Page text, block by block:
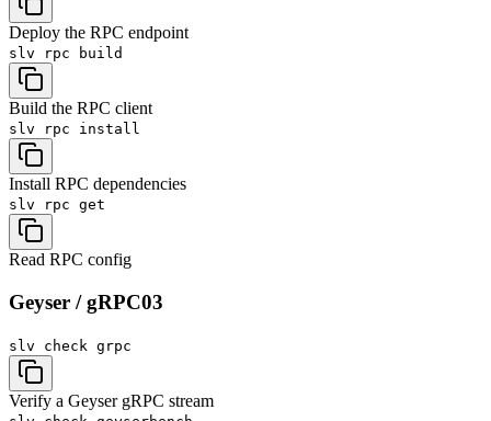
Deploy the RPC endpoint
slv rpc build
Build the RPC client
slv rpc install
Install RPC dependencies
slv rpc get
Read RPC config
Geyser / gRPC03
slv check grpc
Verify a Geyser gRPC stream